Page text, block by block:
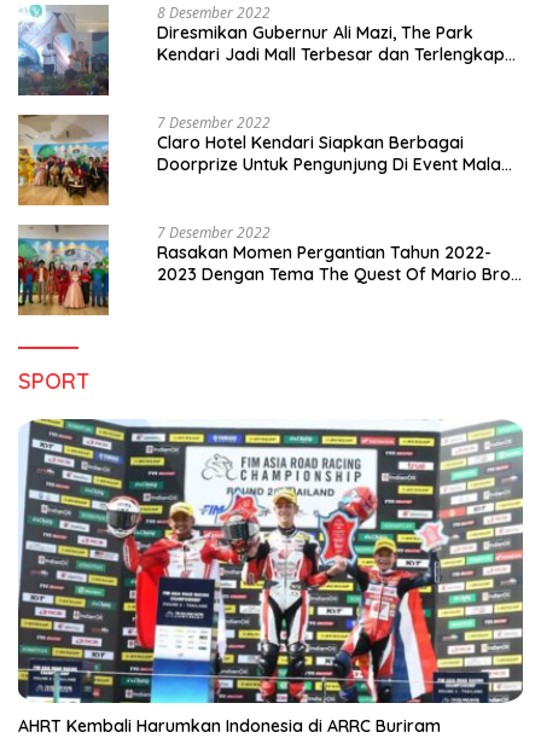
8 Desember 2022
Diresmikan Gubernur Ali Mazi, The Park
Kendari Jadi Mall Terbesar dan Terlengkap
7 Desember 2022
Claro Hotel Kendari Siapkan Berbagai
Doorprize Untuk Pengunjung Di Event Malam
7 Desember 2022
Rasakan Momen Pergantian Tahun 2022-
2023 Dengan Tema The Quest Of Mario Bros
SPORT
AHRT Kembali Harumkan Indonesia di ARRC Buriram